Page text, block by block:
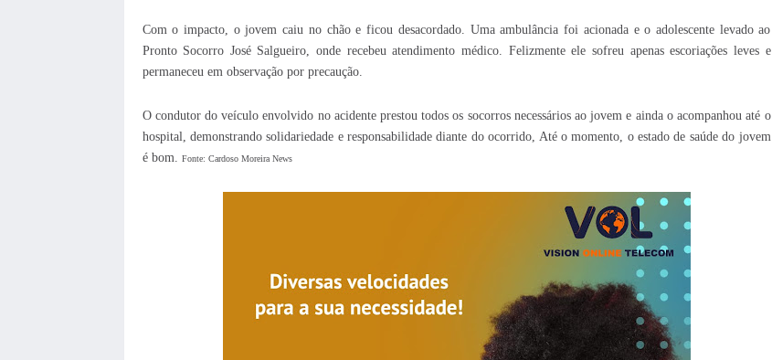
Com o impacto, o jovem caiu no chão e ficou desacordado. Uma ambulância foi acionada e o adolescente levado ao
Pronto Socorro José Salgueiro, onde recebeu atendimento médico. Felizmente ele sofreu apenas escoriações leves e
permaneceu em observação por precaução.
O condutor do veículo envolvido no acidente prestou todos os socorros necessários ao jovem e ainda o acompanhou até o
hospital, demonstrando solidariedade e responsabilidade diante do ocorrido, Até o momento, o estado de saúde do jovem
é bom.
Fonte: Cardoso Moreira News